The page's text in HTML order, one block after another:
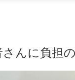
さんに負担